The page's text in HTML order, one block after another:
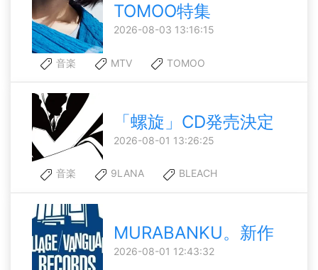
TOMOO特集
2026-08-03 13:16:15
音楽 MTV TOMOO
「螺旋」CD発売決定
2026-08-01 13:26:25
音楽 9LANA BLEACH
MURABANKU。新作
2026-08-01 12:43:32